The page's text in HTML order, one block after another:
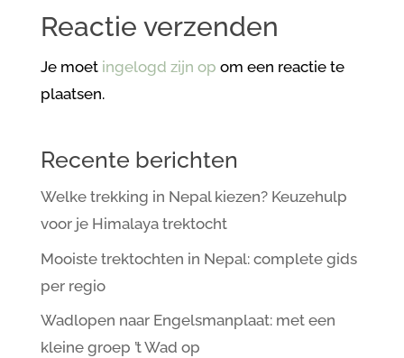
Reactie verzenden
Je moet ingelogd zijn op om een reactie te
plaatsen.
Recente berichten
Welke trekking in Nepal kiezen? Keuzehulp
voor je Himalaya trektocht
Mooiste trektochten in Nepal: complete gids
per regio
Wadlopen naar Engelsmanplaat: met een
kleine groep ’t Wad op